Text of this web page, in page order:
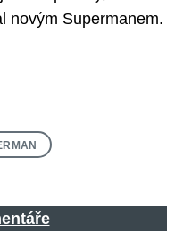
novým Supermanem.